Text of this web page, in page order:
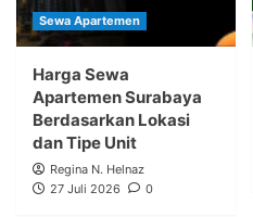
Sewa Apartemen
Harga Sewa
Apartemen Surabaya
Berdasarkan Lokasi
dan Tipe Unit
Regina N. Helnaz
27 Juli 2026
0